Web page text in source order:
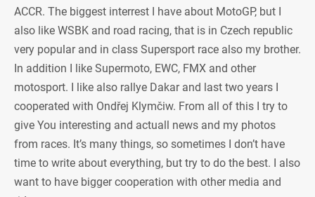
ACCR. The biggest interrest I have about MotoGP, but I
also like WSBK and road racing, that is in Czech republic
very popular and in class Supersport race also my brother.
In addition I like Supermoto, EWC, FMX and other
motosport. I like also rallye Dakar and last two years I
cooperated with Ondřej Klymčiw. From all of this I try to
give You interesting and actuall news and my photos
from races. It’s many things, so sometimes I don’t have
time to write about everything, but try to do the best. I also
want to have bigger cooperation with other media and